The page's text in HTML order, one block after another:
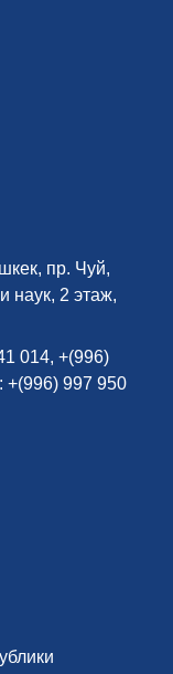
пр. Чуй,
наук, 2 этаж,
014, +(996)
+(996) 997 950